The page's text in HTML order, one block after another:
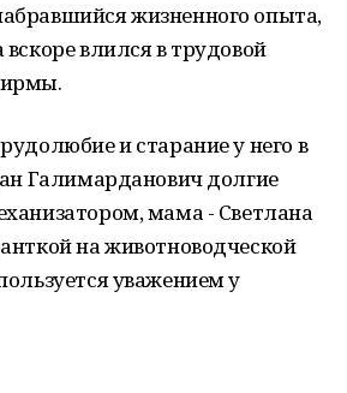
жизненного опыта,
влился в трудовой
и старание у него в
Галимарданович долгие
мама - Светлана
на животноводческой
уважением у